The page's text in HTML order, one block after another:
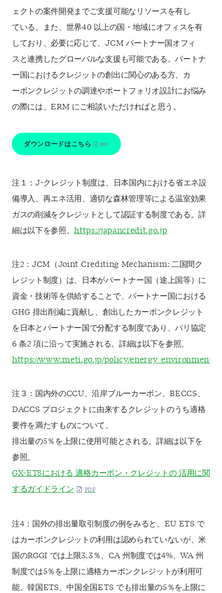
ェクトの案件開発までご支援可能なリソースを有し
ている。また、世界40 以上の国・地域にオフィスを有
しており、必要に応じて、JCM パートナー国オフィ
スと連携したグローバルな支援も可能である。パートナ
ー国におけるクレジットの創出に関心のある方、カ
ーボンクレジットの調達やポートフォリオ設計にお悩み
の際には、ERM にご相談いただければと思う。
ダウンロードはこちら
注１：J-クレジット制度は、日本国内における省エネ設
備導入、再エネ活用、適切な森林管理等による温室効果
ガスの削減をクレジットとして認証する制度である。詳
細は以下を参照。 https://japancredit.go.jp
注2：JCM（Joint Crediting Mechanism: 二国間ク
レジット制度）は、日本がパートナー国（途上国等）に
資金・技術等を供給することで、パートナー国における
GHG 排出削減に貢献し、創出したカーボンクレジット
を日本とパートナー国で分配する制度であり、パリ協定
6 条2 項に沿って実施される。詳細は以下を参照。
https://www.meti.go.jp/policy/energy_environment/
注３：国内外のCCU、沿岸ブルーカーボン、BECCS、
DACCS プロジェクトに由来するクレジットのうち適格
要件を満たすものについて、
排出量の5％を上限に使用可能とされる。詳細は以下を
参照。
GX-ETSにおける 適格カーボン・クレジットの 活用に関
するガイドライン
注4：国外の排出量取引制度の例をみると、EU ETS で
はカーボンクレジットの利用は認められていないが、米
国のRGGI では上限3.3％、CA 州制度では4%、WA 州
制度では5％を上限に適格カーボンクレジットが利用可
能。韓国ETS、中国全国ETS でも排出量の5％を上限に